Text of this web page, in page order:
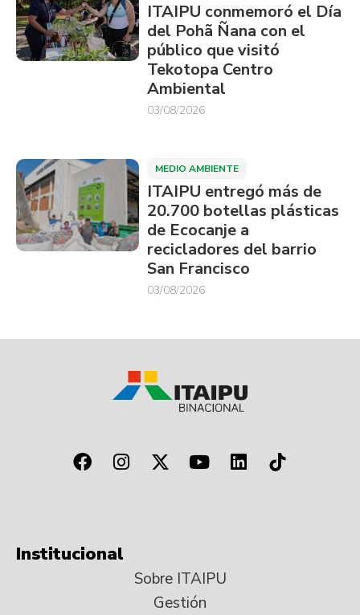
ITAIPU conmemoró el Día
del Pohã Ñana con el
público que visitó
Tekotopa Centro
Ambiental
03/08/2026
MEDIO AMBIENTE
ITAIPU entregó más de
20.700 botellas plásticas
de Ecocanje a
recicladores del barrio
San Francisco
03/08/2026
Institucional
Sobre ITAIPU
Gestión